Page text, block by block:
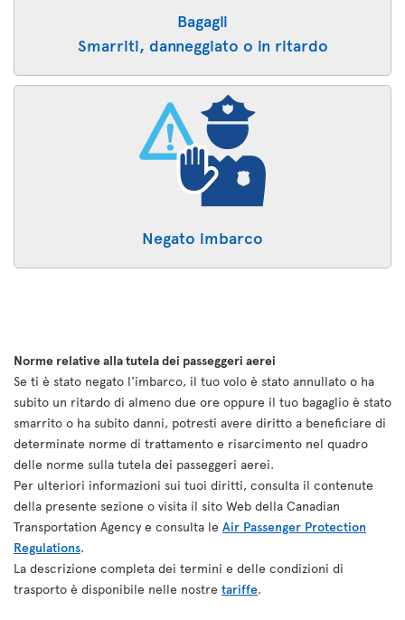
Bagagli
Smarriti, danneggiato o in ritardo
Negato imbarco
Norme relative alla tutela dei passeggeri aerei
Se ti è stato negato l'imbarco, il tuo volo è stato annullato o ha
subito un ritardo di almeno due ore oppure il tuo bagaglio è stato
smarrito o ha subito danni, potresti avere diritto a beneficiare di
determinate norme di trattamento e risarcimento nel quadro
delle norme sulla tutela dei passeggeri aerei.
Per ulteriori informazioni sui tuoi diritti, consulta il contenute
della presente sezione o visita il sito Web della Canadian
Transportation Agency e consulta le Air Passenger Protection
Regulations.
La descrizione completa dei termini e delle condizioni di
trasporto è disponibile nelle nostre tariffe.